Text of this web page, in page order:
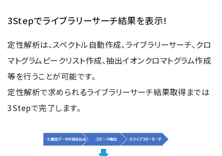
3Stepでライブラリーサーチ結果を表示！
定性解析は、スペクトル自動作成、ライブラリーサーチ、クロ
マトグラムピークリスト作成、抽出イオンクロマトグラム作成
等を行うことが可能です。
定性解析で求められるライブラリーサーチ結果取得までは
3Stepで完了します。